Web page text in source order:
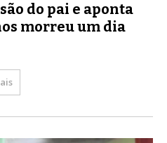
do pai e aponta
morreu um dia